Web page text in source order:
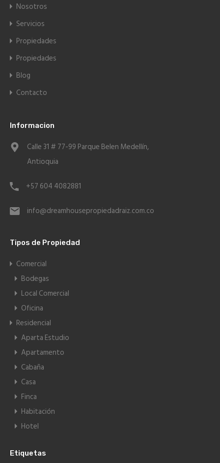
Nosotros
Servicios
Propiedades
Propiedades
Blog
Contacto
Informacion
Calle 31 # 77-99 Parque Belen Medellín,
Antioquia
+57 604 4082881
info@dreamhousepropiedadraiz.com.co
Tipos de Propiedad
Comercial
Bodegas
Local Comercial
Oficina
Residencial
Aparta Estudio
Apartamento
Cabaña
Casa
Finca
Habitación
Hotel
Etiquetas